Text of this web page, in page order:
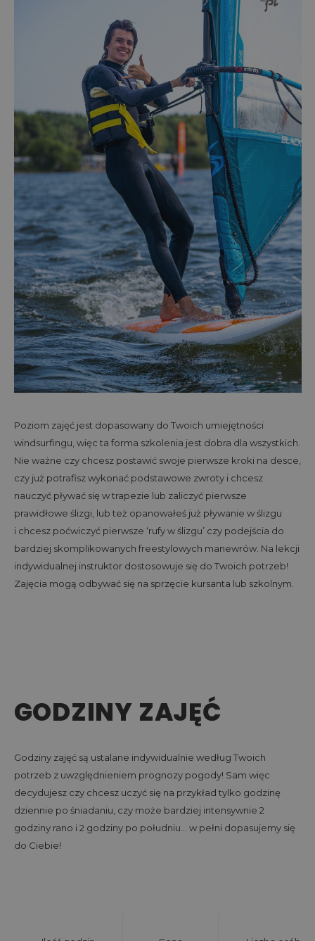
Poziom zajęć jest dopasowany do Twoich umiejętności
windsurfingu, więc ta forma szkolenia jest dobra dla wszystkich.
Nie ważne czy chcesz postawić swoje pierwsze kroki na desce,
czy już potrafisz wykonać podstawowe zwroty i chcesz
nauczyć pływać się w trapezie lub zaliczyć pierwsze
prawidłowe ślizgi, lub też opanowałeś już pływanie w ślizgu
i chcesz poćwiczyć pierwsze ‘rufy w ślizgu’ czy podejścia do
bardziej skomplikowanych freestylowych manewrów. Na lekcji
indywidualnej instruktor dostosowuje się do Twoich potrzeb!
Zajęcia mogą odbywać się na sprzęcie kursanta lub szkolnym.
GODZINY ZAJĘĆ
Godziny zajęć są ustalane indywidualnie według Twoich
potrzeb z uwzględnieniem prognozy pogody! Sam więc
decydujesz czy chcesz uczyć się na przykład tylko godzinę
dziennie po śniadaniu, czy może bardziej intensywnie 2
godziny rano i 2 godziny po południu… w pełni dopasujemy się
do Ciebie!